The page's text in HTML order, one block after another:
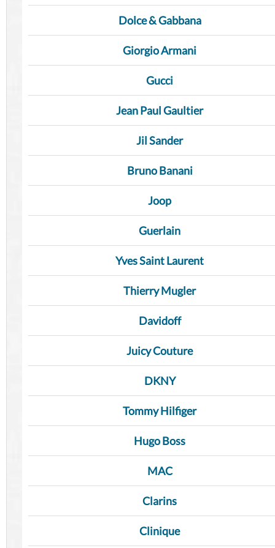
Dolce & Gabbana
Giorgio Armani
Gucci
Jean Paul Gaultier
Jil Sander
Bruno Banani
Joop
Guerlain
Yves Saint Laurent
Thierry Mugler
Davidoff
Juicy Couture
DKNY
Tommy Hilfiger
Hugo Boss
MAC
Clarins
Clinique